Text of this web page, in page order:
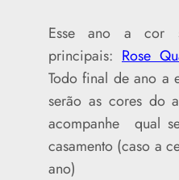
Esse ano a cor
principais: Rose
Todo final de ano a
serão as cores do
acompanhe qual
casamento (caso a
ano)